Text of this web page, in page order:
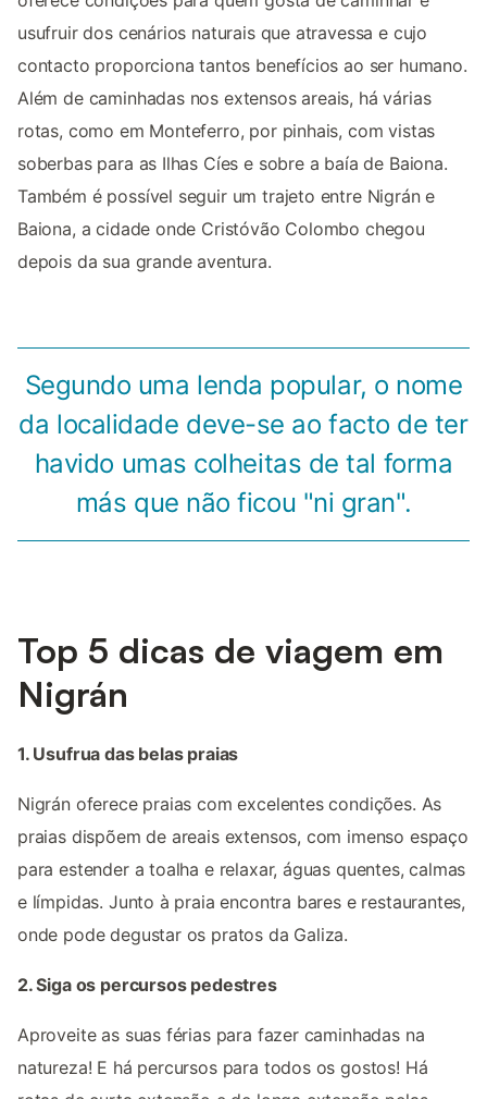
usufruir dos cenários naturais que atravessa e cujo
contacto proporciona tantos benefícios ao ser humano.
Além de caminhadas nos extensos areais, há várias
rotas, como em Monteferro, por pinhais, com vistas
soberbas para as Ilhas Cíes e sobre a baía de Baiona.
Também é possível seguir um trajeto entre Nigrán e
Baiona, a cidade onde Cristóvão Colombo chegou
depois da sua grande aventura.
Segundo uma lenda popular, o nome
da localidade deve-se ao facto de ter
havido umas colheitas de tal forma
más que não ficou "ni gran".
Top 5 dicas de viagem em
Nigrán
1. Usufrua das belas praias
Nigrán oferece praias com excelentes condições. As
praias dispõem de areais extensos, com imenso espaço
para estender a toalha e relaxar, águas quentes, calmas
e límpidas. Junto à praia encontra bares e restaurantes,
onde pode degustar os pratos da Galiza.
2. Siga os percursos pedestres
Aproveite as suas férias para fazer caminhadas na
natureza! E há percursos para todos os gostos! Há